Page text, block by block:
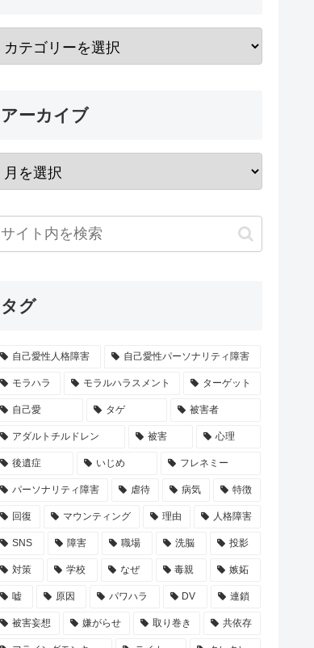
アーカイブ
タグ
自己愛性人格障害 自己愛性パーソナリティ障害
モラハラ モラルハラスメント ターゲット
自己愛 タゲ 被害者
アダルトチルドレン 被害 心理
後遺症 いじめ フレネミー
パーソナリティ障害 虐待 病気 特徴
回復 マウンティング 理由 人格障害
SNS 障害 職場 洗脳 投影
対策 学校 なぜ 毒親 嫉妬
嘘 原因 パワハラ DV 連鎖
被害妄想 嫌がらせ 取り巻き 共依存